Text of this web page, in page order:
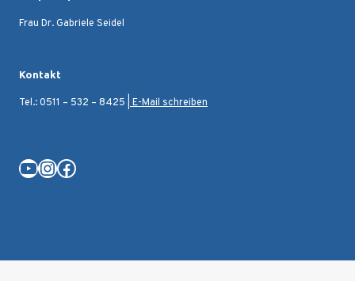
Frau Dr. Gabriele Seidel
Kontakt
Tel.: 0511 – 532 – 8425 | E-Mail schreiben
YouTube
Instagram
Facebook